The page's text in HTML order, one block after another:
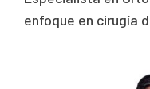
enfoque en cirugía